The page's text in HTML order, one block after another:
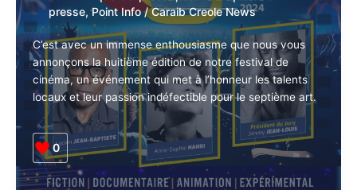
et
de
création
interculturelle
Laisser un commentaire /Actu,
communique-de-presse,communiques-
de-presse,Point Info/Caraib Creole
News
C’est avec un immense enthousiasme que nous vous
annonçons la huitième édition de notre festival de
cinéma, un événement qui met à l’honneur les talents
locaux et leur passion indéfectible pour le septième
art.